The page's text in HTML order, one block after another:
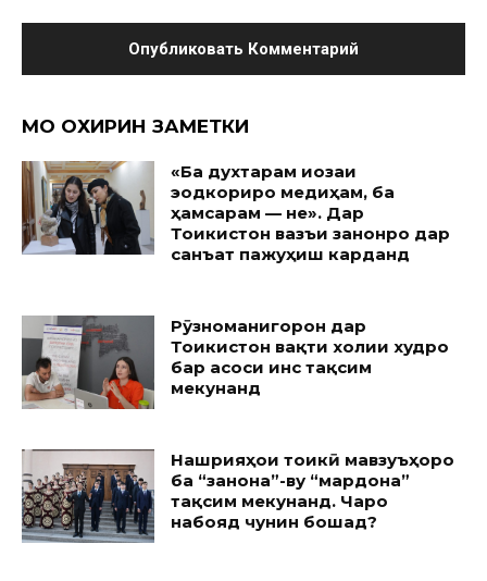
МО ОХИРИН ЗАМЕТКИ
«Ба духтарам иҷозаи
эҷодкориро медиҳам, ба
ҳамсарам — не». Дар
Тоҷикистон вазъи занонро дар
санъат пажуҳиш карданд
Рӯзноманигорон дар
Тоҷикистон вақти холии худро
бар асоси ҷинс тақсим
мекунанд
Нашрияҳои тоҷикӣ мавзуъҳоро
ба “занона”-ву “мардона”
тақсим мекунанд. Чаро
набояд чунин бошад?